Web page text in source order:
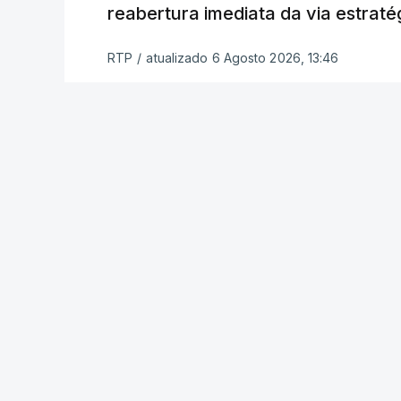
reabertura imediata da via
RTP / atualizado 6 Agosto 2026, 13:46